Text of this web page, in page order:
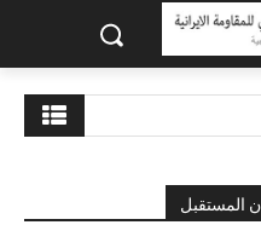
المستقبل